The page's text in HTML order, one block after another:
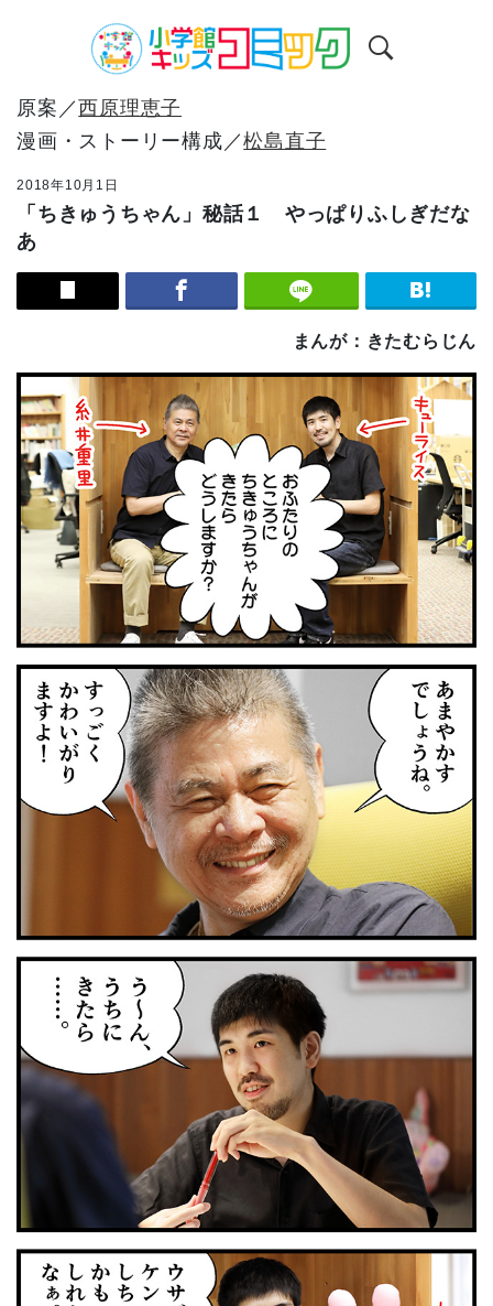
原案／西原理恵子
漫画・ストーリー構成／松島直子
2018年10月1日
「ちきゅうちゃん」秘話１ やっぱりふしぎだな
あ
まんが：きたむらじん